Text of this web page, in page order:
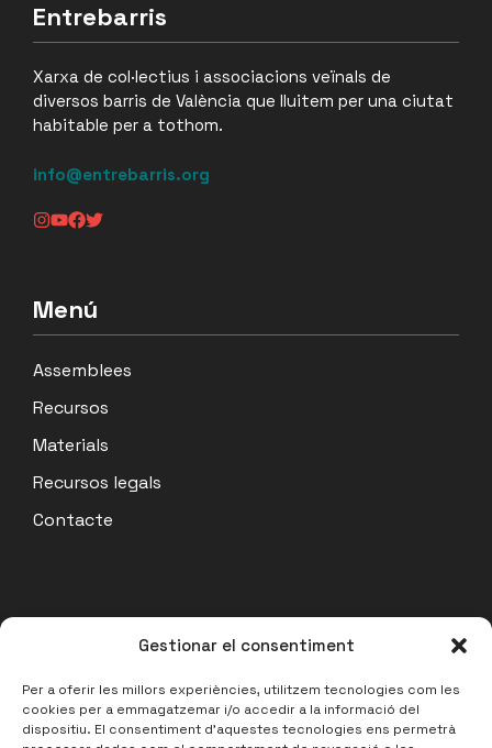
Gestionar el consentiment
Per a oferir les millors experiències, utilitzem tecnologies com les
cookies per a emmagatzemar i/o accedir a la informació del
dispositiu. El consentiment d'aquestes tecnologies ens permetrà
Entrebarris
Xarxa de col·lectius i associacions veïnals de
diversos barris de València que lluitem per una ciutat
habitable per a tothom.
info@entrebarris.org
Menú
Assemblees
Recursos
Materials
Recursos legals
Contacte
Actualitat
Acta Assemblea Coordinadora 07/07/26
14 julio, 2026